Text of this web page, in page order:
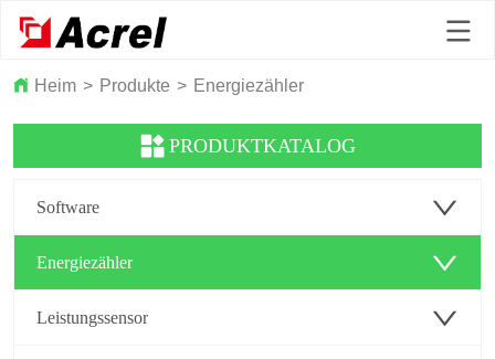
Heim > Produkte > Energiezähler
PRODUKTKATALOG
Software
Energiezähler
Leistungssensor